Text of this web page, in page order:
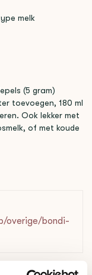
melk
(5 gram)
toevoegen, 180 ml
Ook lekker met
of met koude
overige/bondi-